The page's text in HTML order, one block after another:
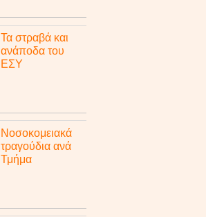
Τα στραβά και
ανάποδα του
ΕΣΥ
Νοσοκομειακά
τραγούδια ανά
Τμήμα